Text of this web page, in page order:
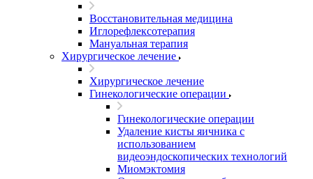
Восстановительная медицина
Иглорефлексотерапия
Мануальная терапия
Хирургическое лечение
Хирургическое лечение
Гинекологические операции
Гинекологические операции
Удаление кисты яичника с
использованием
видеоэндоскопических технологий
Миомэктомия